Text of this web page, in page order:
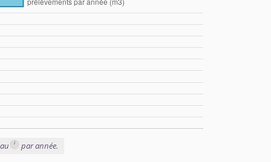
i par année.